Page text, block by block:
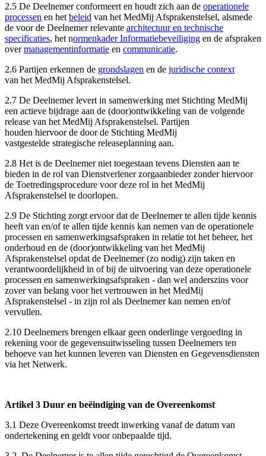
2.5 De Deelnemer conformeert en houdt zich aan de operationele
processen en het beleid van het MedMij Afsprakenstelsel, alsmede
de voor de Deelnemer relevante architectuur en technische
specificaties, het normenkader Informatiebeveiliging en de afspraken
overmanagementinformatie en communicatie.
2.6 Partijen erkennen de grondslagen en de juridische context
van het MedMij Afsprakenstelsel.
2.7 De Deelnemer levert in samenwerking met Stichting MedMij
een actieve bijdrage aan de (door)ontwikkeling van de volgende
release van het MedMij Afsprakenstelsel. Partijen
houden hiervoor de door de Stichting MedMij
vastgestelde strategische releaseplanning aan.
2.8 Het is de Deelnemer niet toegestaan tevens Diensten aan te
bieden in de rol van Dienstverlener zorgaanbieder zonder hiervoor
de Toetredingsprocedure voor deze rol in het MedMij
Afsprakenstelsel te doorlopen.
2.9 De Stichting zorgt ervoor dat de Deelnemer te allen tijde kennis
heeft van en/of te allen tijde kennis kan nemen van de operationele
processen en samenwerkingsafspraken in relatie tot het beheer, het
onderhoud en de (door)ontwikkeling van het MedMij
Afsprakenstelsel opdat de Deelnemer (zo nodig) zijn taken en
verantwoordelijkheid in of bij de uitvoering van deze operationele
processen en samenwerkingsafspraken - dan wel anderszins voor
zover van belang voor het vertrouwen in het MedMij
Afsprakenstelsel - in zijn rol als Deelnemer kan nemen en/of
vervullen.
2.10 Deelnemers brengen elkaar geen onderlinge vergoeding in
rekening voor de gegevensuitwisseling tussen Deelnemers ten
behoeve van het kunnen leveren van Diensten en Gegevensdiensten
via het Netwerk.
Artikel 3 Duur en beëindiging van de Overeenkomst
3.1 Deze Overeenkomst treedt inwerking vanaf de datum van
ondertekening en geldt voor onbepaalde tijd.